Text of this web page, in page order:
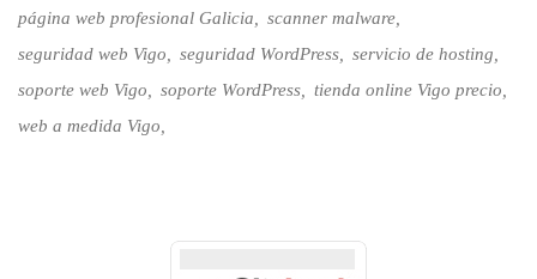
página web profesional Galicia
scanner malware
seguridad web Vigo
seguridad WordPress
servicio de hosting
soporte web Vigo
soporte WordPress
tienda online Vigo precio
web a medida Vigo